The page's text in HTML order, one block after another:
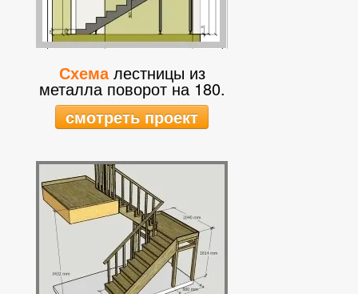
Схемалестницы из
металла поворот на 180.
смотреть проект